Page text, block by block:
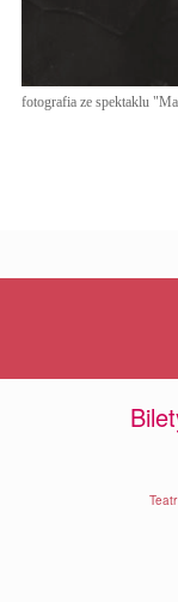
fotografia ze spektaklu